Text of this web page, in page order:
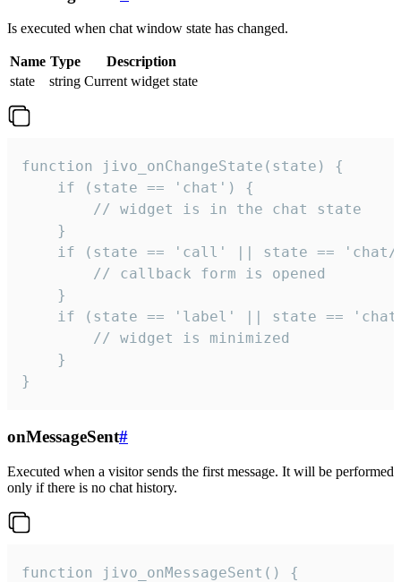
Is executed when chat window state has changed.
Name Type
Description
state
string Current widget state
function jivo_onChangeState(state) {
    if (state == 'chat') {
        // widget is in the chat state
    }
if (state == 'call' || state ==
        // callback form is opened
    }
if (state == 'label' || state ==
        // widget is minimized
    }
}
onMessageSent#
Executed when a visitor sends the first message. It will be performed
only if there is no chat history.
function jivo_onMessageSent() {